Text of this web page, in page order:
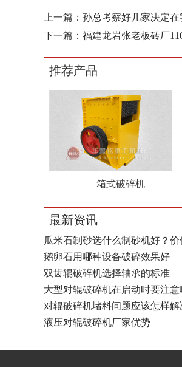
上一篇： 孙总考察好几家决定
下一篇： 福建龙岩张老板砖厂
推荐产品
箱式破碎机
最新资讯
瓜米石制砂选什么制砂机好？价
鹅卵石用哪种设备破碎效果好
双齿辊破碎机选择轴承的标准
大型对辊破碎机在启动时要注意
对辊破碎机堵料问题应该怎样解
液压对辊破碎机厂家优势